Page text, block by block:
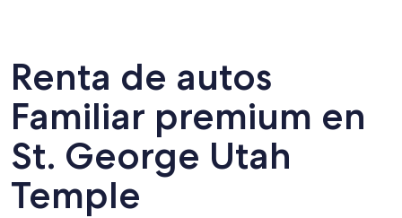
Renta de autos
Familiar premium en
St. George Utah
Temple